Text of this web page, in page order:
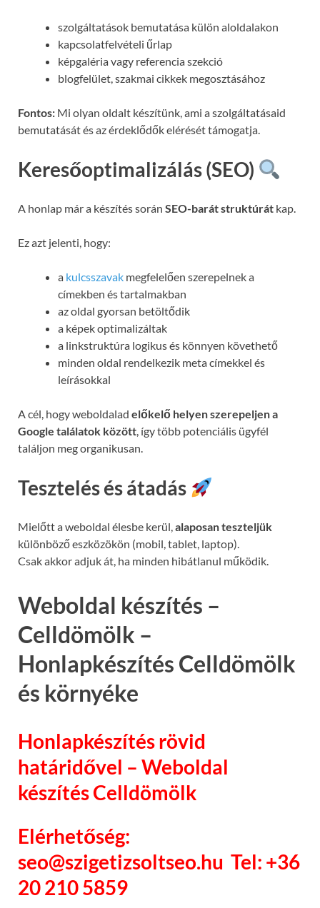
szolgáltatások bemutatása külön aloldalakon
kapcsolatfelvételi űrlap
képgaléria vagy referencia szekció
blogfelület, szakmai cikkek megosztásához
Fontos: Mi olyan oldalt készítünk, ami a szolgáltatásaid
bemutatását és az érdeklődők elérését támogatja.
Keresőoptimalizálás (SEO)
A honlap már a készítés során SEO-barát struktúrát kap.
Ez azt jelenti, hogy:
a kulcsszavak megfelelően szerepelnek a
címekben és tartalmakban
az oldal gyorsan betöltődik
a képek optimalizáltak
a linkstruktúra logikus és könnyen követhető
minden oldal rendelkezik meta címekkel és
leírásokkal
A cél, hogy weboldalad előkelő helyen szerepeljen a
Google találatok között, így több potenciális ügyfél
találjon meg organikusan.
Tesztelés és átadás
Mielőtt a weboldal élesbe kerül,alaposan teszteljük
különböző eszközökön (mobil, tablet, laptop).
Csak akkor adjuk át, ha minden hibátlanul működik.
Weboldal készítés –
Celldömölk –
Honlapkészítés Celldömölk
és környéke
Honlapkészítés rövid
határidővel – Weboldal
készítés Celldömölk
Elérhetőség:
seo@szigetizsoltseo.hu Tel: +36
20 210 5859